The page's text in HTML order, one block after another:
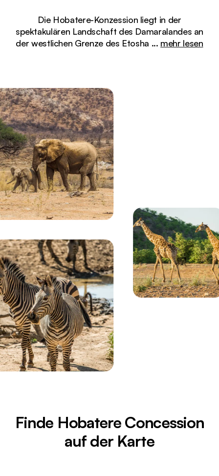
Die Hobatere-Konzession liegt in der
spektakulären Landschaft des Damaralandes an
der westlichen Grenze des Etosha ... mehr lesen
Finde Hobatere Concession
auf der Karte